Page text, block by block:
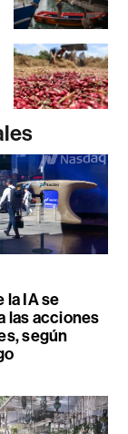
la IA se
las acciones
según